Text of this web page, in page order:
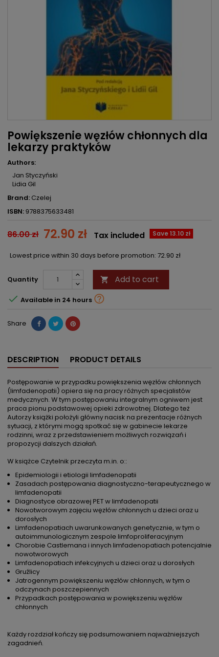
Powiększenie węzłów chłonnych dla
lekarzy praktyków
Authors:
Jan Styczyński
Lidia Gil
Brand: Czelej
ISBN: 9788375633481
86.00 zł 72.90 zł Save 13.10 zł
Tax included
Lowest price within 30 days before promotion: 72.90 zł
Quantity  Add to cart
 Available in 24 hours 
Share
DESCRIPTION PRODUCT DETAILS
Postępowanie w przypadku powiększenia węzłów chłonnych
(limfadenopatii) opiera się na pracy różnych specjalistów
medycznych. W tym postępowaniu integralnym ogniwem jest
praca pionu podstawowej opieki zdrowotnej. Dlatego też
Autorzy książki położyli główny nacisk na prezentacje różnych
sytuacji, z którymi mogą spotkać się w gabinecie lekarze
rodzinni, wraz z przedstawieniem możliwych rozwiązań i
propozycji dalszych działań.
W książce Czytelnik przeczyta m.in. o::
Epidemiologii i etiologii limfadenopatii
Zasadach postępowania diagnostyczno-terapeutycznego w
limfadenopatii
Diagnostyce obrazowej PET w limfadenopatii
Nowotworowym zajęciu węzłów chłonnych u dzieci oraz u
dorosłych
Limfadenopatiach uwarunkowanych genetycznie, w tym o
autoimmunologicznym zespole limfoproliferacyjnym
Chorobie Castlemana i innych limfadenopatiach potencjalnie
nowotworowych
Limfadenopatiach infekcyjnych u dzieci oraz u dorosłych
Gruźlicy
Jatrogennym powiększeniu węzłów chłonnych, w tym o
odczynach poszczepiennych
Przypadkach postępowania w powiększeniu węzłów
chłonnych
Każdy rozdział kończy się podsumowaniem najważniejszych
zagadnień.